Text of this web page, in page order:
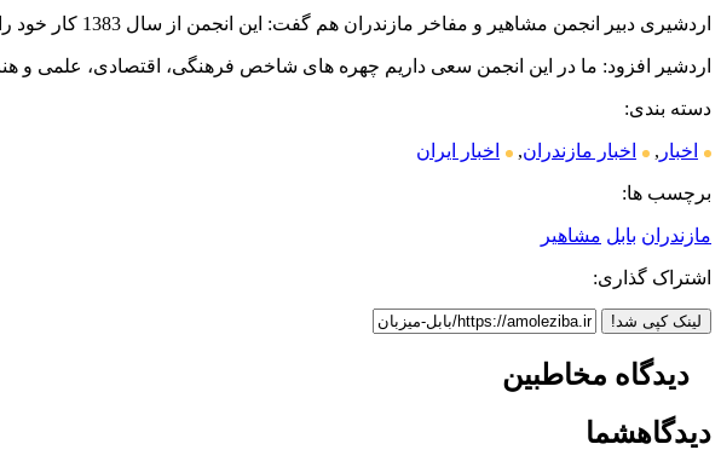
اردشیری دبیر انجمن مشاهیر و مفاخر مازندران هم گفت: این انجمن از سال 1383 کار خود را آغاز کرد و تا کنون هشت دوره همایش بزرگ را در مازندران برگزار کرد.
اردشیر افزود: ما در این انجمن سعی داریم چهره های شاخص فرهنگی، اقتصادی، علمی و
دسته بندی:
اخبار , اخبار مازندران, اخبار ایران
برچسب ها:
مازندران بابل مشاهیر
اشتراک گذاری:
لینک کپی شد!
دیدگاه مخاطبین
دیدگاهشما